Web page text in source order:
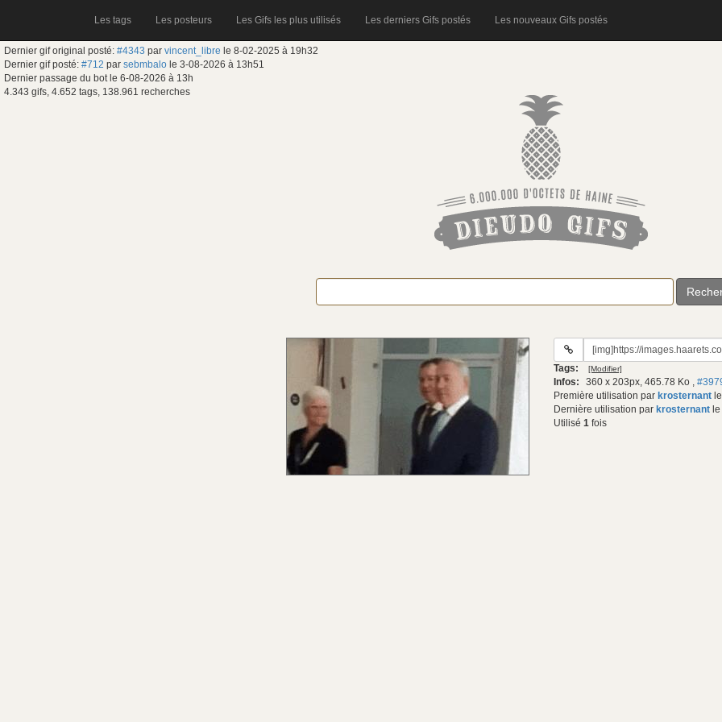
Les tags Les posteurs Les Gifs les plus utilisés Les derniers Gifs postés Les nouveaux Gifs postés
Dernier gif original posté: #4343 par vincent_libre le 8-02-2025 à 19h32
Dernier gif posté: #712 par sebmbalo le 3-08-2026 à 13h51
Dernier passage du bot le 6-08-2026 à 13h
4.343 gifs, 4.652 tags, 138.961 recherches
URL
gif:
Tags: [Modifier]
Infos: 360 x 203px, 465.78 Ko ,
Première utilisation par krosternant
Dernière utilisation par krosternant
Utilisé 1 fois